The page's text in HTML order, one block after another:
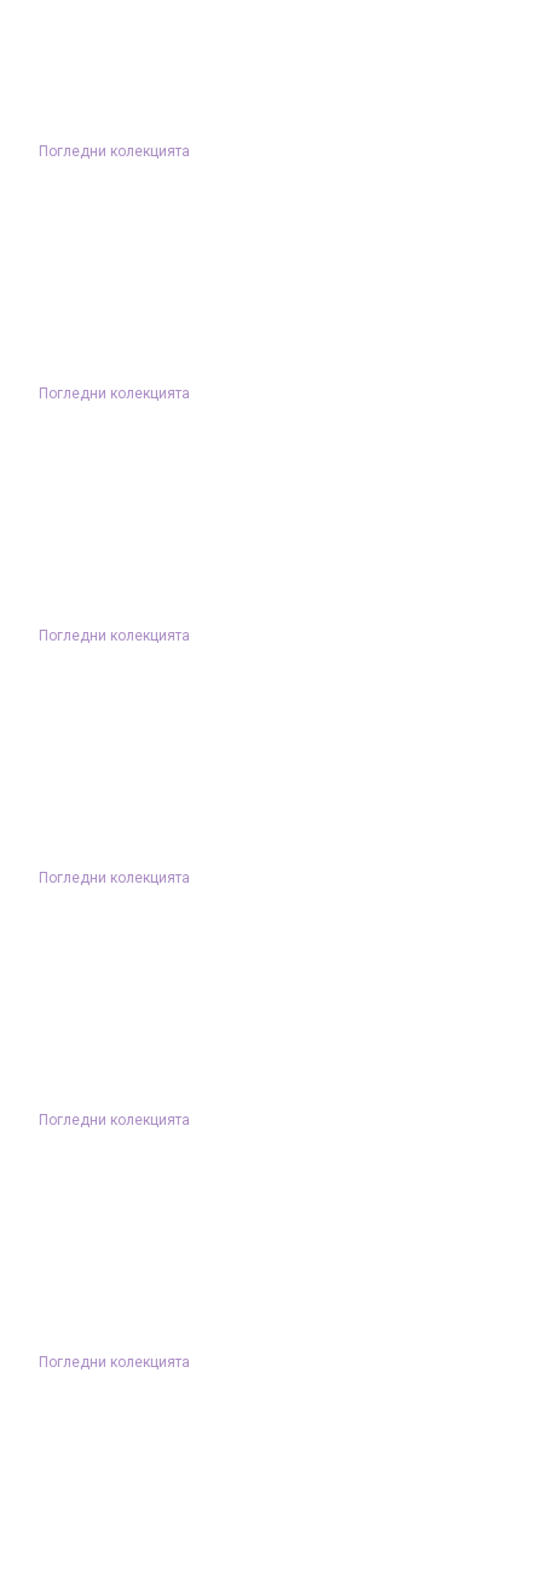
Погледни колекцията
Погледни колекцията
Погледни колекцията
Погледни колекцията
Погледни колекцията
Погледни колекцията